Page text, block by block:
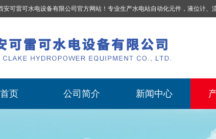
安可雷可水电设备有限公司官方网站！专业生产水电站自动化元件，液位计、流量计、压力变送器、油混水控制器、温度传感器、电磁阀球阀蝶阀、测速装置、位移变送器、油冷却器、自动
首页 公司简介 新闻中心